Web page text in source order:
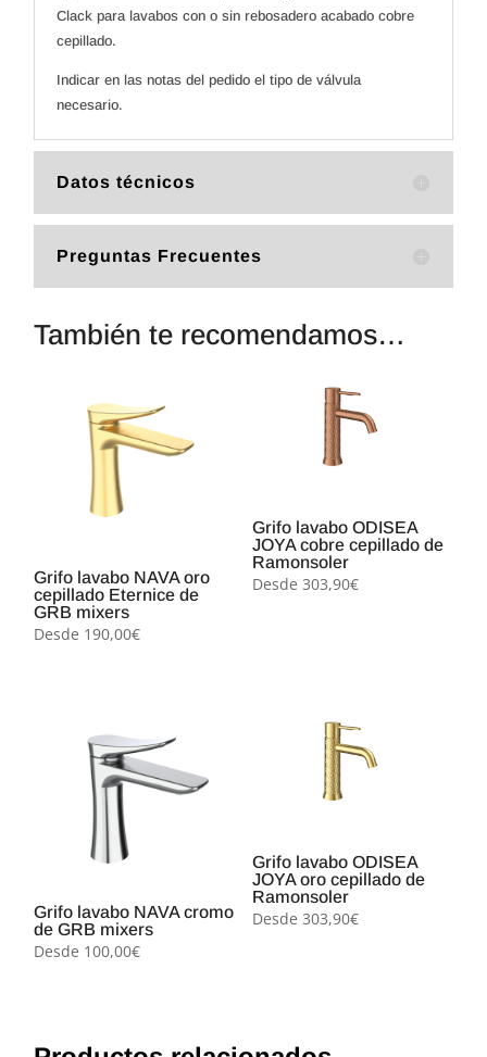
Clack para lavabos con o sin rebosadero acabado cobre
cepillado.
Indicar en las notas del pedido el tipo de válvula
necesario.
Datos técnicos
Preguntas Frecuentes
También te recomendamos…
Grifo lavabo NAVA oro
cepillado Eternice de
GRB mixers
Desde 190,00€
Grifo lavabo ODISEA
JOYA cobre cepillado de
Ramonsoler
Desde 303,90€
Grifo lavabo NAVA cromo
de GRB mixers
Desde 100,00€
Grifo lavabo ODISEA
JOYA oro cepillado de
Ramonsoler
Desde 303,90€